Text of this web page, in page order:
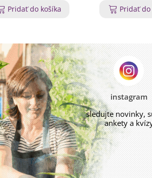
Pridať do košíka
Pridať do
instagram
sledujte novinky,
ankety a